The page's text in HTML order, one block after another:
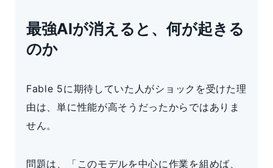
最強AIが消えると、何が起きる
のか
Fable 5に期待していた人がショックを受けた理
由は、単に性能が高そうだったからではありま
せん。
問題は、「このモデルを中心に作業を組めば、